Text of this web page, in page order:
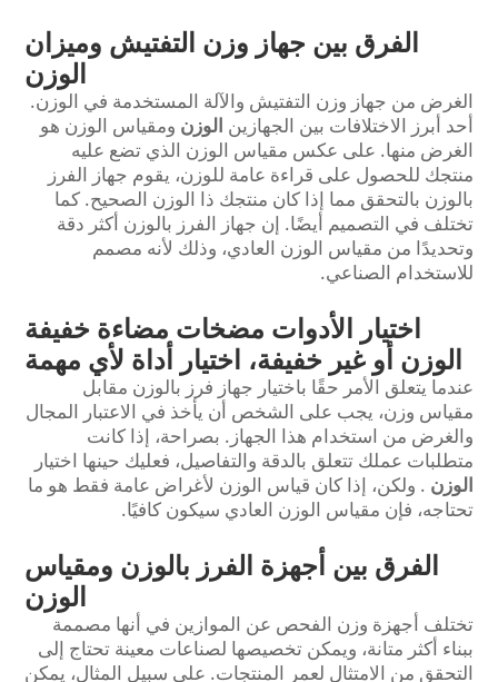
الفرق بين جهاز وزن التفتيش وميزان
الوزن
الغرض من جهاز وزن التفتيش والآلة المستخدمة في الوزن.
أحد أبرز الاختلافات بين الجهازين الوزن ومقياس الوزن هو
الغرض منها. على عكس مقياس الوزن الذي تضع عليه
منتجك للحصول على قراءة عامة للوزن، يقوم جهاز الفرز
بالوزن بالتحقق مما إذا كان منتجك ذا الوزن الصحيح. كما
تختلف في التصميم أيضًا. إن جهاز الفرز بالوزن أكثر دقة
وتحديدًا من مقياس الوزن العادي، وذلك لأنه مصمم
للاستخدام الصناعي.
اختيار الأدوات مضخات مضاءة خفيفة
الوزن أو غير خفيفة، اختيار أداة لأي مهمة
عندما يتعلق الأمر حقًا باختيار جهاز فرز بالوزن مقابل
مقياس وزن، يجب على الشخص أن يأخذ في الاعتبار المجال
والغرض من استخدام هذا الجهاز. بصراحة، إذا كانت
متطلبات عملك تتعلق بالدقة والتفاصيل، فعليك حينها اختيار
الوزن . ولكن، إذا كان قياس الوزن لأغراض عامة فقط هو ما
تحتاجه، فإن مقياس الوزن العادي سيكون كافيًا.
الفرق بين أجهزة الفرز بالوزن ومقياس
الوزن
تختلف أجهزة وزن الفحص عن الموازين في أنها مصممة
ببناء أكثر متانة، ويمكن تخصيصها لصناعات معينة تحتاج إلى
التحقق من الامتثال لعمر المنتجات. على سبيل المثال، يمكن